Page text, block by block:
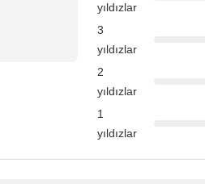
yıldızlar
3
yıldızlar
2
yıldızlar
1
yıldızlar